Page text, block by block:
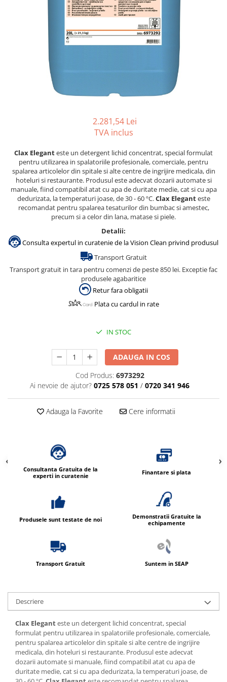
Gama de cosmetice hoteliere
Gama de cosmetice hoteliere Sense
Papuci hotel
2.281,54 Lei
TVA inclus
Clax Eleganteste un detergent lichid concentrat, special formulat
pentru utilizarea in spalatoriile profesionale, comerciale, pentru
spalarea articolelor din spitale si alte centre de ingrijire medicala, din
hoteluri si restaurante. Produsul este adecvat dozarii automate si
manuale, fiind compatibil atat cu apa de duritate medie, cat si cu apa
dedurizata, la temperaturi joase, de 30 - 60 ºC.Clax Eleganteste
recomandat pentru spalarea tesaturilor din bumbac si amestec,
precum si a celor din lana, matase si piele.
Detalii:
Consulta expertul in curatenie de la Vision Clean privind produsul
Transport Gratuit
Transport gratuit in tara pentru comenzi de peste 850 lei. Exceptie fac
produsele agabaritice
Retur fara obligatii
Plata cu cardul in rate
IN STOC
ADAUGA IN COS
Cod Produs: 6973292
Ai nevoie de ajutor? 0725 578 051 / 0720 341 946
Adauga la Favorite Cere informatii
Consultanta Gratuita de la
experti in curatenie
Finantare si plata
Produsele sunt testate de noi
Demonstratii Gratuite la
echipamente
Transport Gratuit Suntem in SEAP
Descriere
Clax Eleganteste un detergent lichid concentrat, special
formulat pentru utilizarea in spalatoriile profesionale, comerciale,
pentru spalarea articolelor din spitale si alte centre de ingrijire
medicala, din hoteluri si restaurante. Produsul este adecvat
dozarii automate si manuale, fiind compatibil atat cu apa de
duritate medie, cat si cu apa dedurizata, la temperaturi joase, de